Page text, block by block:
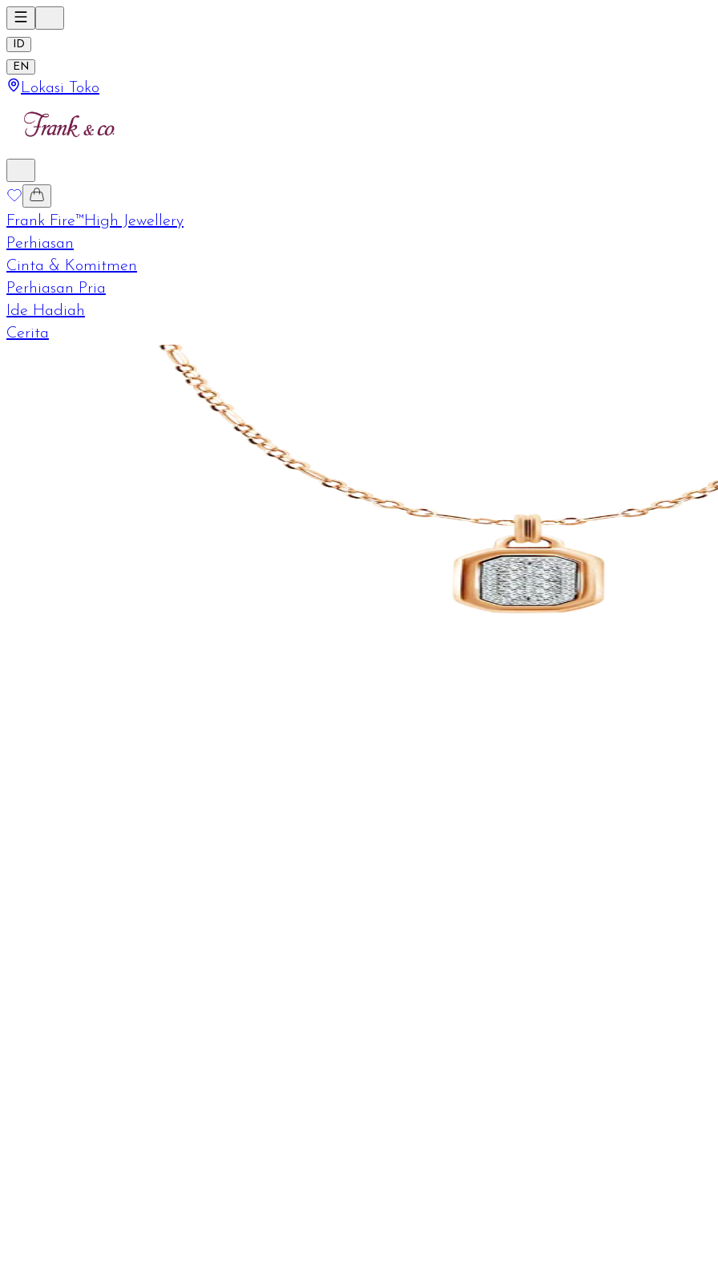
ID
EN
Lokasi Toko
Frank Fire™High Jewellery
Perhiasan
Cinta & Komitmen
Perhiasan Pria
Ide Hadiah
Cerita